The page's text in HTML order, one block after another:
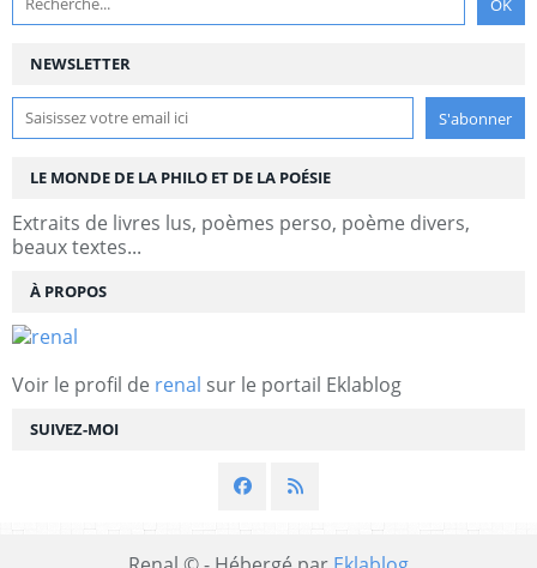
NEWSLETTER
SUIVEZ-MOI
LE MONDE DE LA PHILO ET DE LA POÉSIE
Extraits de livres lus, poèmes perso, poème divers,
beaux textes...
À PROPOS
Voir le profil de renal sur le portail Eklablog